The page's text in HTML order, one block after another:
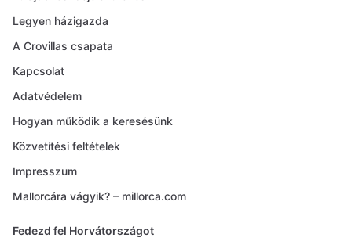
Legyen házigazda
A Crovillas csapata
Kapcsolat
Adatvédelem
Hogyan működik a keresésünk
Közvetítési feltételek
Impresszum
Mallorcára vágyik? – millorca.com
Fedezd fel Horvátországot